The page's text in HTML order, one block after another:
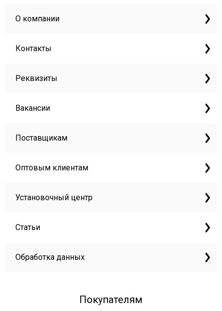
О компании
Контакты
Реквизиты
Вакансии
Поставщикам
Оптовым клиентам
Установочный центр
Статьи
Обработка данных
Покупателям